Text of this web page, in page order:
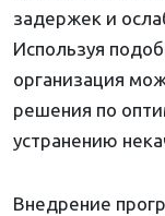
задержек и
Используя
организация
решения по
устранению
Внедрение